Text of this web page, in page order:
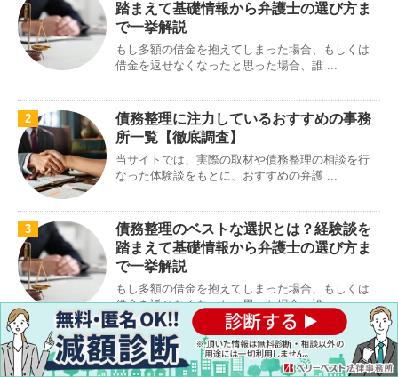
踏まえて基礎情報から弁護士の選び方ま
で一挙解説
もし多額の借金を抱えてしまった場合、もしくは
借金を返せなくなったと思った場合、誰 ...
2
債務整理に注力しているおすすめの事務
所一覧【徹底調査】
当サイトでは、実際の取材や債務整理の相談を行
なった体験談をもとに、おすすめの弁護 ...
3
債務整理のベストな選択とは？経験談を
踏まえて基礎情報から弁護士の選び方ま
で一挙解説
もし多額の借金を抱えてしまった場合、もしくは
借金を返せなくなったと思った場合、誰 ...
4
任意整理の弁護士費用はどれくらい異な